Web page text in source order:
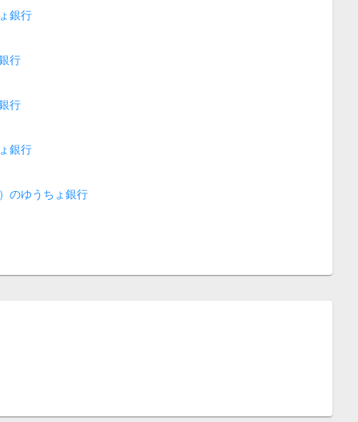
銀行
行
行
銀行
のゆうちょ銀行